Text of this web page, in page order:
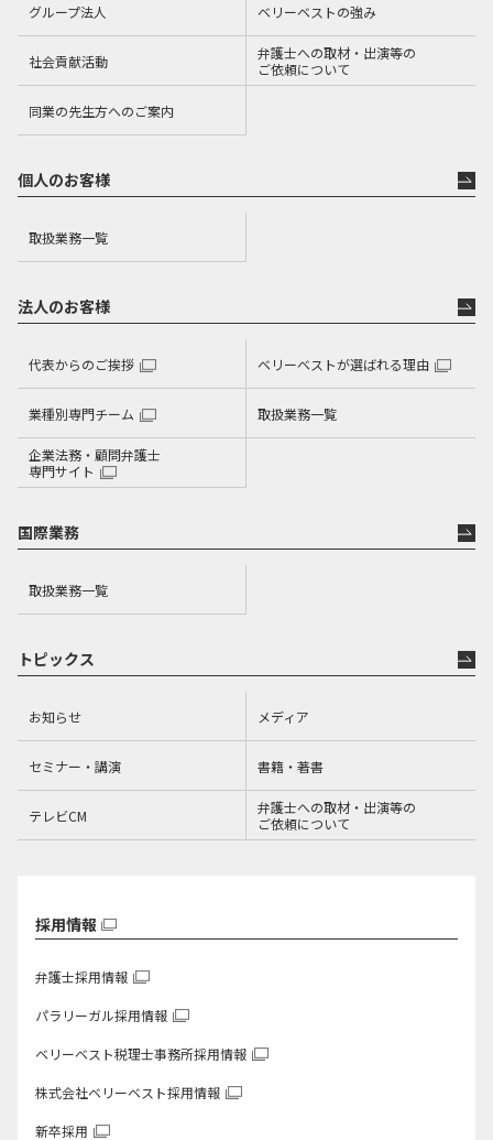
グループ法人 ベリーベストの強み
社会貢献活動
弁護士への取材・出演等の
ご依頼について
同業の先生方へのご案内
個人のお客様
取扱業務一覧
法人のお客様
代表からのご挨拶 ベリーベストが選ばれる理由
業種別専門チーム 取扱業務一覧
企業法務・顧問弁護士
専門サイト
国際業務
取扱業務一覧
トピックス
お知らせ メディア
セミナー・講演 書籍・著書
テレビCM
弁護士への取材・出演等の
ご依頼について
採用情報
弁護士採用情報
パラリーガル採用情報
ベリーベスト税理士事務所採用情報
株式会社ベリーベスト採用情報
新卒採用